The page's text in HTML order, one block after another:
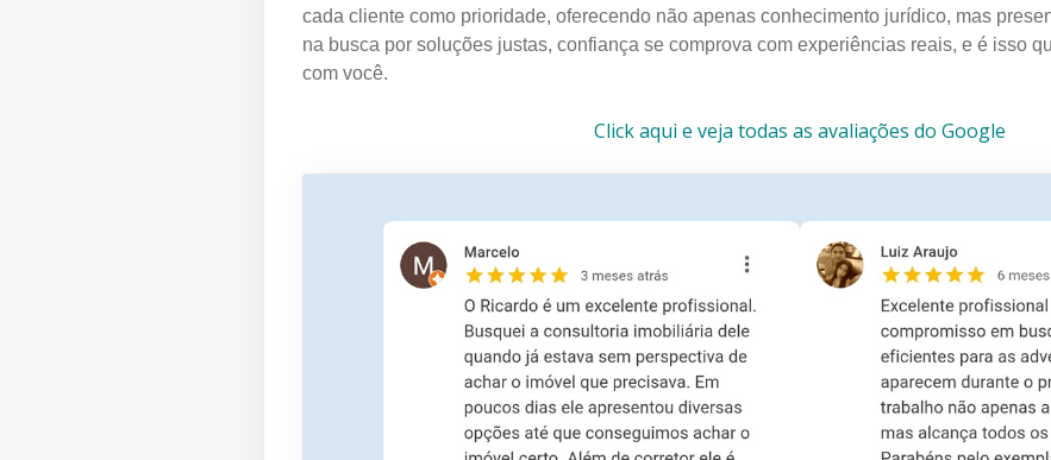
cada cliente como prioridade, oferecendo não apenas conhecimento jurídico, mas
na busca por soluções justas, confiança se comprova com experiências reais, e é isso
com você.
Click aqui e veja todas as avaliações do Google